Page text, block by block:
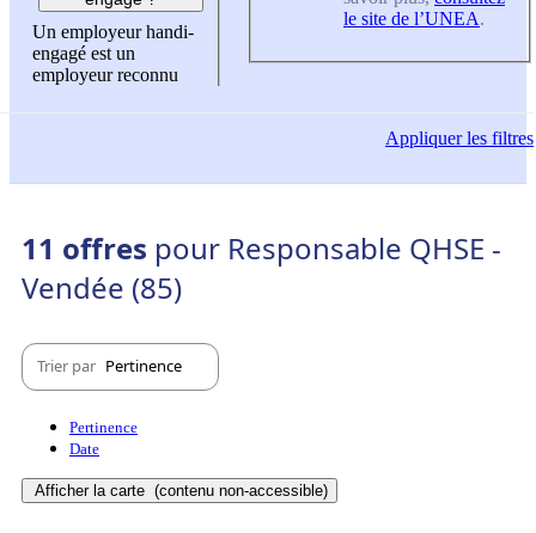
Un employeur handi-
engagé est un
employeur reconnu
le site de l’UNEA.
Appliquerles filtres
11 offres pour Responsable QHSE -
Vendée (85)
Trier par Pertinence
Pertinence
Date
Afficher la carte (contenu non-accessible)